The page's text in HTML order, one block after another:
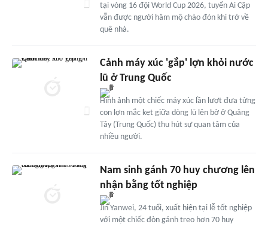
tại vòng 16 đội World Cup 2026, tuyển Ai Cập
vẫn được người hâm mộ chào đón khi trở về
quê nhà.
Cảnh máy xúc 'gắp' lợn khỏi nước
lũ ở Trung Quốc
Hình ảnh một chiếc máy xúc lần lượt đưa từng
con lợn mắc kẹt giữa dòng lũ lên bờ ở Quảng
Tây (Trung Quốc) thu hút sự quan tâm của
nhiều người.
Nam sinh gánh 70 huy chương lên
nhận bằng tốt nghiệp
Jin Yanwei, 24 tuổi, xuất hiện tại lễ tốt nghiệp
với một chiếc đòn gánh treo hơn 70 huy